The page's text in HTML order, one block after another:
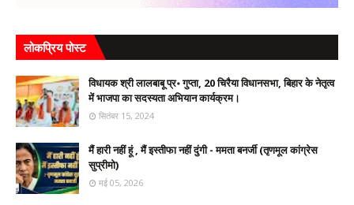
लोकप्रिय पोस्ट
विधायक श्री लालबाबू प्र॰ गुप्ता, 20 चिरैया विधानसभा, बिहार के नेतृत्व
में भाजपा का सदस्यता अभियान कार्यक्रम।
सितंबर 15, 2024
मैं हारी नहीं हूं , मैं इस्तीफा नहीं दुंगी - ममता बनर्जी (तृणमूल कांग्रेस
सुप्रीमो)
मई 05, 2026